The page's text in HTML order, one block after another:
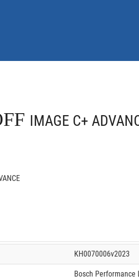
IMAGE C+
KH0070006v2023
Bosch Performance